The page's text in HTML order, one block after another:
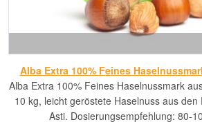
Alba Extra 100% Feines
Alba Extra 100% Feines Haselnussmark
10 kg, leicht geröstete Haselnuss aus
Asti. Dosierungsempfehlung: 80-